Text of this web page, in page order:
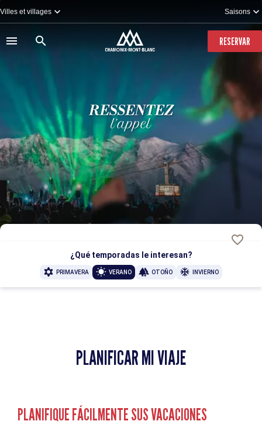
al
principal
Villes et villages Saisons
RESERVAR
¿Qué temporadas le interesan?
PRIMAVERA VERANO OTOÑO INVIERNO
PLANIFICAR MI VIAJE
PLANIFIQUE FÁCILMENTE SUS VACACIONES